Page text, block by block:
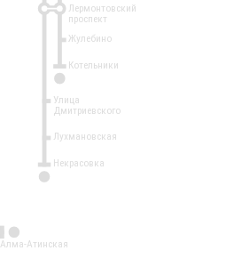
Лермонтовский
проспект
Жулебино
Котельники
Алма-Атинская
Улица
Дмитриевского
Лухмановская
Некрасовка